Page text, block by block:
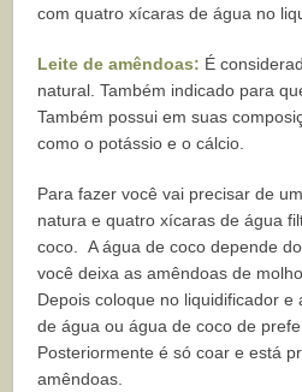
com quatro xícaras de água no
Leite de amêndoas: É
natural. Também indicado para
Também possui em suas
como o potássio e o cálcio.
Para fazer você vai precisar de
natura e quatro xícaras de água
coco. A água de coco depende
você deixa as amêndoas de
Depois coloque no liquidificador
de água ou água de coco de
Posteriormente é só coar e está
amêndoas.